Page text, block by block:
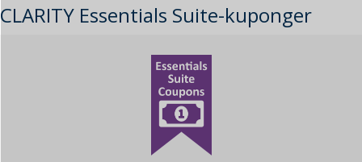
CLARITY Essentials Suite-kuponger